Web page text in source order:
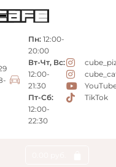
Пн: 12:00-
20:00
Вт-Чт, Вс:
12:00-
21:30
Пт-Сб:
12:00-
22:30
TikTok